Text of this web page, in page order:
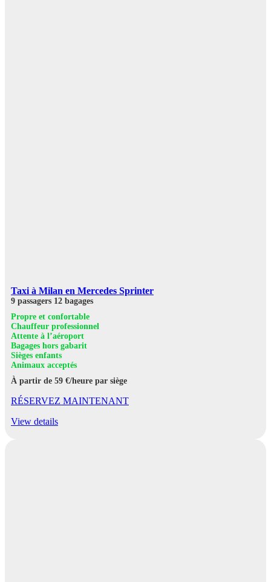
Taxi à Milan en Mercedes Sprinter
9 passagers 12 bagages
Propre et confortable
Chauffeur professionnel
Attente à l’aéroport
Bagages hors gabarit
Sièges enfants
Animaux acceptés
À partir de 59 €/heure par siège
RÉSERVEZ MAINTENANT
View details